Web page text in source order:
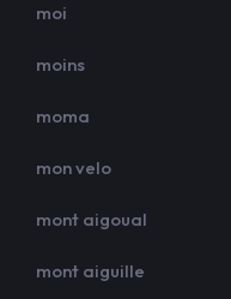
moi
moins
moma
mon velo
mont aigoual
mont aiguille